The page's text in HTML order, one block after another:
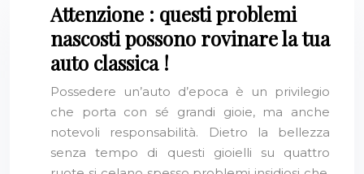
Attenzione : questi problemi
nascosti possono rovinare la tua
auto classica !
Possedere un’auto d’epoca è un privilegio
che porta con sé grandi gioie, ma anche
notevoli responsabilità. Dietro la bellezza
senza tempo di questi gioielli su quattro